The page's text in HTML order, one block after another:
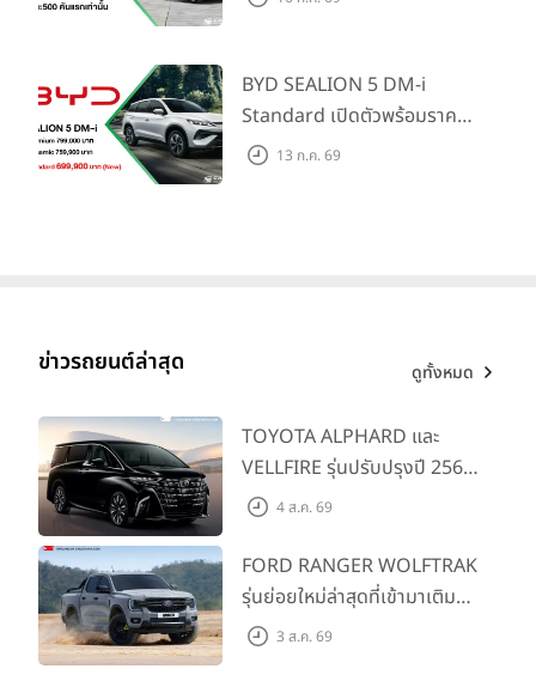
โดยมีมูลค่าการลงทุนที่วางแผนไว้ทั้งสิ้นราว 5,000 ล้านบาท เพื่อ
บริโภค พร้อมวางแผนขยายกำลังการผลิตในอนาคตเพื่อรองรับ
ความต้องการของตลาดที่เติบโตอย่างต่อเนื่อง โรงงานแห่งนี้จะเป็น
Hub of NEV (New Energy Vehicle) เริ่มจาก JAECOO 6 EV
และ เพื่อการตอบสนองความต้องการของตลาดได้มีการวางแผน
ผลิต OMODA C5 EV และ JAECOO 5 EV ภายในปี 2568
นอกจากนั้นยังวางแผนในการตั้ง Training Center + R&D
ภายในปี 2570
แรก)
BYD SEALION 5 DM-i
Standard เปิดตัวพร้อมราคา
คาดการณ์ 699,900 บาท รุ่น
13 ก.ค. 69
ข่าวรถยนต์ล่าสุด ดูทั้งหมด
TOYOTA ALPHARD และ
VELLFIRE รุ่นปรับปรุงปี 2569
พร้อมรุ่นย่อยใหม่ HEV
4 ส.ค. 69
FORD RANGER WOLFTRAK
รุ่นย่อยใหม่ล่าสุดที่เข้ามาเติม
เต็มไลน์อัป พร้อมตอบโจทย์ทุก
3 ส.ค. 69